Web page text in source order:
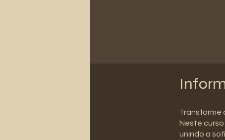
Transforme
Neste
unindo a